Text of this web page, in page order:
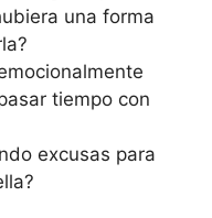
una forma
tiempo con
excusas para